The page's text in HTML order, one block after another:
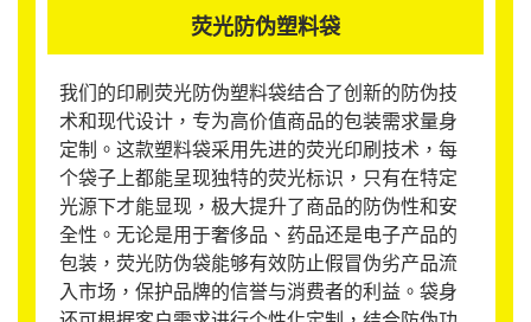
荧光防伪塑料袋
我们的印刷荧光防伪塑料袋结合了创新的防伪技
术和现代设计，专为高价值商品的包装需求量身
定制。这款塑料袋采用先进的荧光印刷技术，每
个袋子上都能呈现独特的荧光标识，只有在特定
光源下才能显现，极大提升了商品的防伪性和安
全性。无论是用于奢侈品、药品还是电子产品的
包装，荧光防伪袋能够有效防止假冒伪劣产品流
入市场，保护品牌的信誉与消费者的利益。袋身